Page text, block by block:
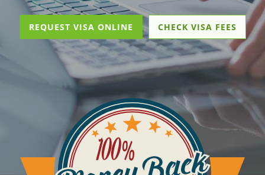
REQUEST VISA ONLINE CHECK VISA FEES